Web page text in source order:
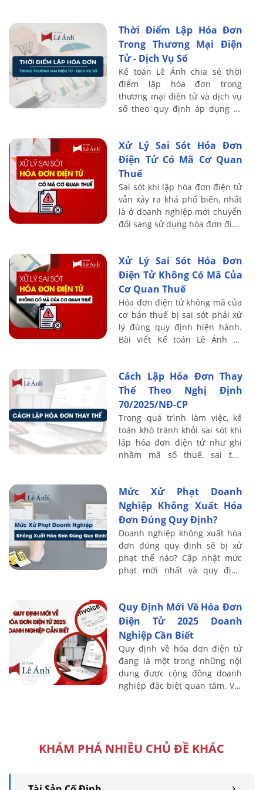
tuy ...
Thời Điểm Lập Hóa Đơn
Trong Thương Mại Điện
Tử - Dịch Vụ Số
Kế toán Lê Ánh chia sẻ thời
điểm lập hóa đơn trong
thương mại điện tử và dịch vụ
số theo quy định áp dụng từ
lập hóa ...
Xử Lý Sai Sót Hóa Đơn
Điện Tử Có Mã Cơ Quan
Thuế
Sai sót khi lập hóa đơn điện tử
vẫn xảy ra khá phổ biến, nhất
là ở doanh nghiệp mới chuyển
đổi sang sử dụng hóa đơn điện
Xử Lý Sai Sót Hóa Đơn
Điện Tử Không Có Mã Của
Cơ Quan Thuế
Hóa đơn điện tử không mã của
cơ bản thuế bị sai sót phải xử
lý đúng quy định hiện hành.
Bài viết Kế toán Lê Ánh sẽ
cần ...
Cách Lập Hóa Đơn Thay
Thế Theo Nghị Định
70/2025/NĐ-CP
Trong quá trình làm việc, kế
toán khó tránh khỏi sai sót khi
lập hóa đơn điện tử như ghi
nhầm mã số thuế, sai tên
đúng ...
Mức Xử Phạt Doanh
Nghiệp Không Xuất Hóa
Đơn Đúng Quy Định?
Doanh nghiệp không xuất hóa
đơn đúng quy định sẽ bị xử
phạt thế nào? Cập nhật mức
phạt mới nhất và quy định
Quy Định Mới Về Hóa Đơn
Điện Tử 2025 Doanh
Nghiệp Cần Biết
Quy định về hóa đơn điện tử
đang là một trong những nội
dung được cộng đồng doanh
nghiệp đặc biệt quan tâm. Với
KHÁM PHÁ NHIỀU CHỦ ĐỀ KHÁC